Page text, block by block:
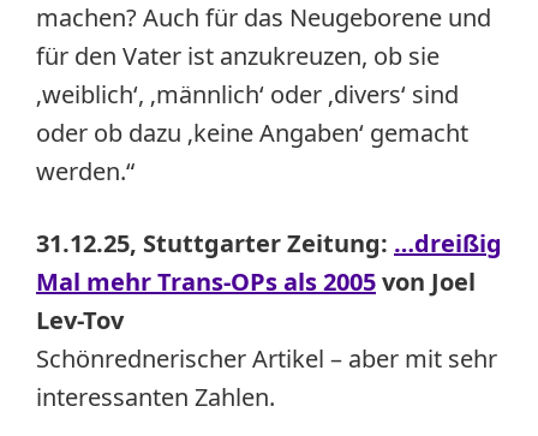
machen? Auch für das Neugeborene und
für den Vater ist anzukreuzen, ob sie
‚weiblich‘, ‚männlich‘ oder ‚divers‘ sind
oder ob dazu ‚keine Angaben‘ gemacht
werden.“
31.12.25, Stuttgarter Zeitung: …dreißig
Mal mehr Trans-OPs als 2005von Joel
Lev-Tov
Schönrednerischer Artikel – aber mit sehr
interessanten Zahlen.